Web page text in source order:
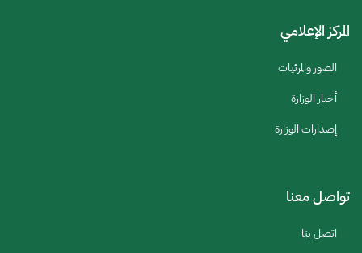
المركز الإعلامي
الصور والمرئيات
أخبار الوزارة
إصدارات الوزارة
تواصل معنا
اتصل بنا